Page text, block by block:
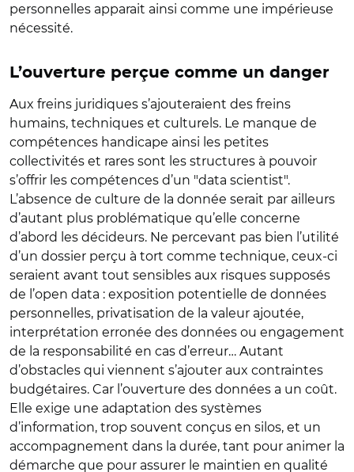
personnelles apparait ainsi comme une impérieuse
nécessité.
L’ouverture perçue comme un danger
Aux freins juridiques s’ajouteraient des freins
humains, techniques et culturels. Le manque de
compétences handicape ainsi les petites
collectivités et rares sont les structures à pouvoir
s’offrir les compétences d’un "data scientist".
L’absence de culture de la donnée serait par ailleurs
d’autant plus problématique qu’elle concerne
d’abord les décideurs. Ne percevant pas bien l’utilité
d’un dossier perçu à tort comme technique, ceux-ci
seraient avant tout sensibles aux risques supposés
de l’open data : exposition potentielle de données
personnelles, privatisation de la valeur ajoutée,
interprétation erronée des données ou engagement
de la responsabilité en cas d’erreur… Autant
d’obstacles qui viennent s’ajouter aux contraintes
budgétaires. Car l’ouverture des données a un coût.
Elle exige une adaptation des systèmes
d’information, trop souvent conçus en silos, et un
accompagnement dans la durée, tant pour animer la
démarche que pour assurer le maintien en qualité